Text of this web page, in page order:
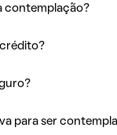
contemplação?
para ser